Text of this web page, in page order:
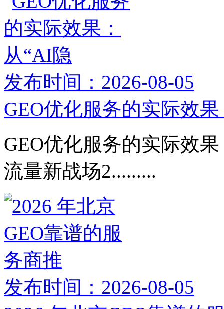
发布时间：2026-08-05
GEO优化服务的实际效
GEO优化服务的实际效
流量新战场2.........
发布时间：2026-08-05